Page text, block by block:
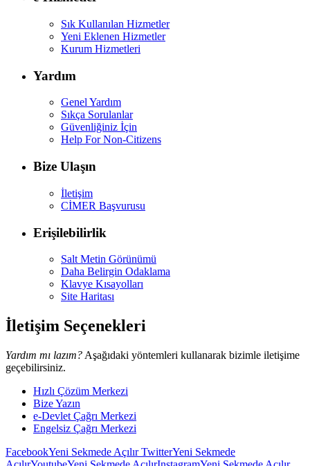
Sık Kullanılan Hizmetler
Yeni Eklenen Hizmetler
Kurum Hizmetleri
Yardım
Genel Yardım
Sıkça Sorulanlar
Güvenliğiniz İçin
Help For Non-Citizens
Bize Ulaşın
İletişim
CİMER Başvurusu
Erişilebilirlik
Salt Metin Görünümü
Daha Belirgin Odaklama
Klavye Kısayolları
Site Haritası
İletişim Seçenekleri
Yardım mı lazım? Aşağıdaki yöntemleri kullanarak bizimle iletişime
geçebilirsiniz.
Hızlı Çözüm Merkezi
Bize Yazın
e-Devlet Çağrı Merkezi
Engelsiz Çağrı Merkezi
FacebookYeni Sekmede AçılırTwitterYeni Sekmede